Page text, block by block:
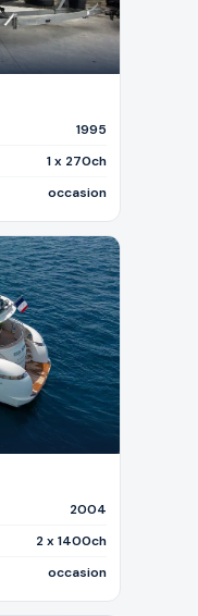
1995
1 x 270ch
occasion
2004
2 x 1400ch
occasion